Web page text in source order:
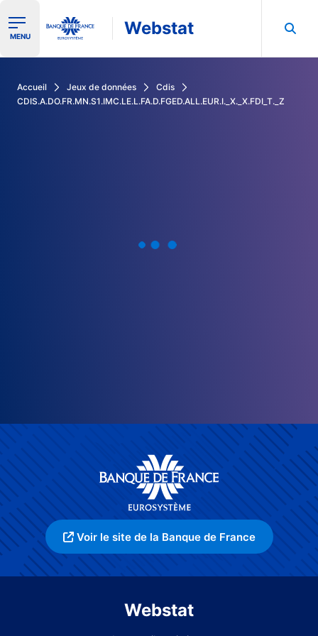
Ouvrir le menu de navigation
MENU Webstat
Accueil Jeux de données
Cdis
CDIS.A.DO.FR.MN.S1.IMC.LE.L.FA.D.FGED.ALL.EUR.I._X._X.FDI_T._Z
Voir le site de la Banque de France
Webstat